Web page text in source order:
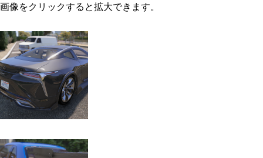
画像をクリックすると拡大できます。